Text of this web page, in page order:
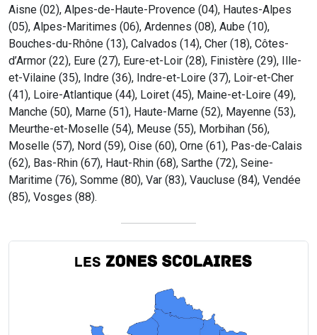
Aisne (02), Alpes-de-Haute-Provence (04), Hautes-Alpes
(05), Alpes-Maritimes (06), Ardennes (08), Aube (10),
Bouches-du-Rhône (13), Calvados (14), Cher (18), Côtes-
d’Armor (22), Eure (27), Eure-et-Loir (28), Finistère (29), Ille-
et-Vilaine (35), Indre (36), Indre-et-Loire (37), Loir-et-Cher
(41), Loire-Atlantique (44), Loiret (45), Maine-et-Loire (49),
Manche (50), Marne (51), Haute-Marne (52), Mayenne (53),
Meurthe-et-Moselle (54), Meuse (55), Morbihan (56),
Moselle (57), Nord (59), Oise (60), Orne (61), Pas-de-Calais
(62), Bas-Rhin (67), Haut-Rhin (68), Sarthe (72), Seine-
Maritime (76), Somme (80), Var (83), Vaucluse (84), Vendée
(85), Vosges (88).